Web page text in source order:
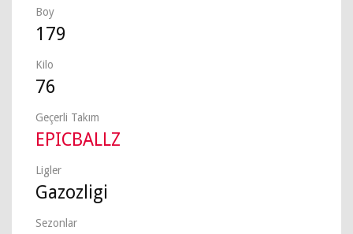
Boy
179
Kilo
76
Geçerli Takım
EPICBALLZ
Ligler
Gazozligi
Sezonlar